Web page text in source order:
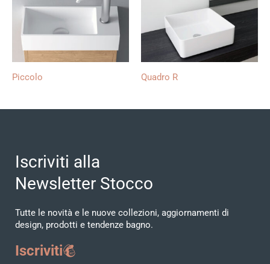
Piccolo Quadro R
Iscriviti alla
Newsletter Stocco
Tutte le novità e le nuove collezioni, aggiornamenti di
design, prodotti e tendenze bagno.
Iscriviti